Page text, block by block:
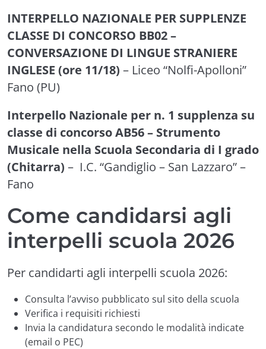
INTERPELLO NAZIONALE PER SUPPLENZE
CLASSE DI CONCORSO BB02 –
CONVERSAZIONE DI LINGUE STRANIERE
INGLESE (ore 11/18) – Liceo “Nolfi-Apolloni”
Fano (PU)
Interpello Nazionale per n. 1 supplenza su
classe di concorso AB56 – Strumento
Musicale nella Scuola Secondaria di I grado
(Chitarra) – I.C. “Gandiglio – San Lazzaro” –
Fano
Come candidarsi agli
interpelli scuola 2026
Per candidarti agli interpelli scuola 2026:
Consulta l’avviso pubblicato sul sito della scuola
Verifica i requisiti richiesti
Invia la candidatura secondo le modalità indicate
(email o PEC)